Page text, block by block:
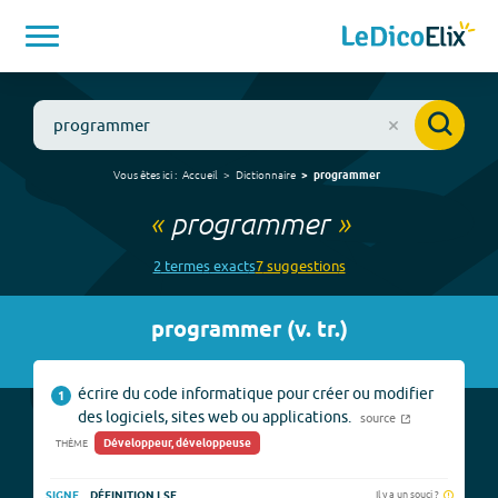
Vous êtes ici : Accueil Dictionnaire programmer
« programmer»
2 termesexacts7suggestions
programmer(v. tr.)
1
écrire du code informatique pour créer ou modifier
des logiciels, sites web ou applications.
source
THÈME Développeur, développeuse
Il y a un souci ?